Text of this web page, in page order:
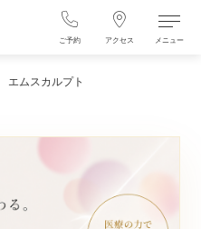
ご予約 アクセス メニュー
エムスカルプト